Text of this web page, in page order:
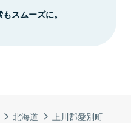
北海道 上川郡愛別町
スムーズに。